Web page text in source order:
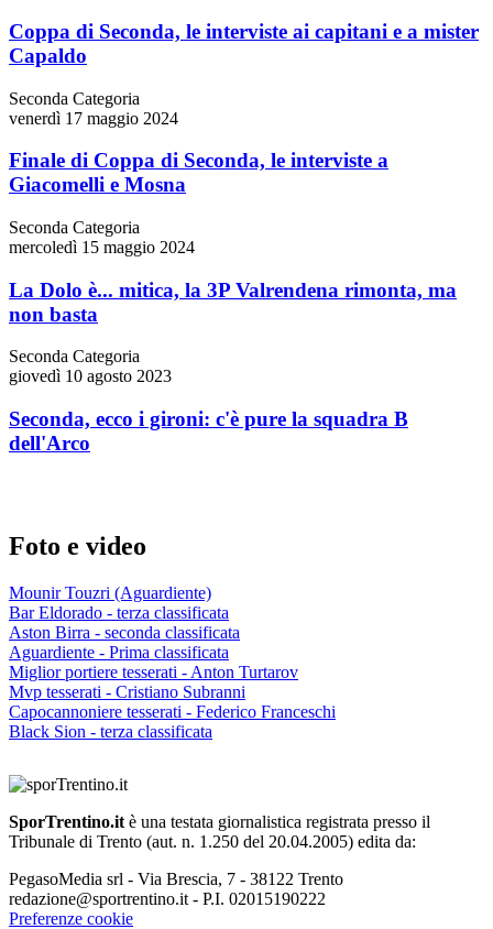
Coppa di Seconda, le interviste ai capitani e a mister
Capaldo
Seconda Categoria
venerdì 17 maggio 2024
Finale di Coppa di Seconda, le interviste a
Giacomelli e Mosna
Seconda Categoria
mercoledì 15 maggio 2024
La Dolo è... mitica, la 3P Valrendena rimonta, ma
non basta
Seconda Categoria
giovedì 10 agosto 2023
Seconda, ecco i gironi: c'è pure la squadra B
dell'Arco
Foto e video
Mounir Touzri (Aguardiente)
Bar Eldorado - terza classificata
Aston Birra - seconda classificata
Aguardiente - Prima classificata
Miglior portiere tesserati - Anton Turtarov
Mvp tesserati - Cristiano Subranni
Capocannoniere tesserati - Federico Franceschi
Black Sion - terza classificata
SporTrentino.it è una testata giornalistica registrata presso il
Tribunale di Trento (aut. n. 1.250 del 20.04.2005) edita da:
PegasoMedia srl - Via Brescia, 7 - 38122 Trento
redazione@sportrentino.it - P.I. 02015190222
Preferenze cookie